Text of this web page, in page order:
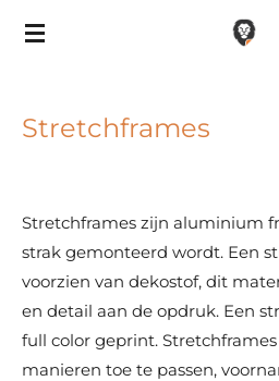
Ga
hoofdinhoud
Stretchframes
Stretchframes zijn aluminium
strak gemonteerd wordt. Een
voorzien van dekostof, dit
en detail aan de opdruk. Een
full color geprint.
manieren toe te passen,